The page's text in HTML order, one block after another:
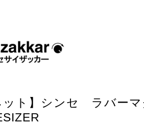
ット】シンセ ラバー